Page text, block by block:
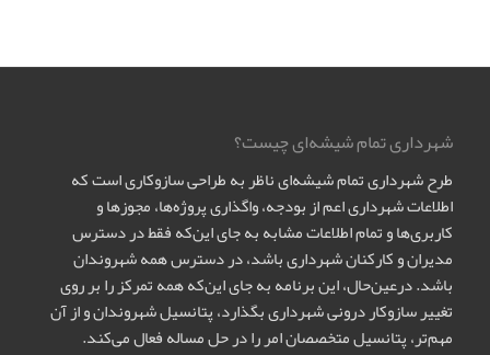
شهرداری تمام شیشه‌ای چیست؟
طرح شهرداری تمام شیشه‌ای ناظر به طراحی سازوکاری است که
اطلاعات شهرداری اعم از بودجه، واگذاری پروژه‌ها، مجوزها و
کاربری‌ها و تمام اطلاعات مشابه به جای این‌که فقط در دسترس
مدیران و کارکنان شهرداری باشد، در دسترس همه شهروندان
باشد. درعین‌حال، این برنامه به جای این‌که همه تمرکز را بر روی
تغییر سازوکار درونی شهرداری بگذارد، پتانسیل شهروندان و از آن
مهم‌تر، پتانسیل متخصصان امر را در حل مساله فعال می‌کند.